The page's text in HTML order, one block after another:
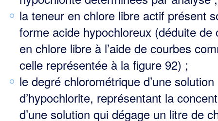
la teneur en chlore libre actif présent
forme acide hypochloreux (déduite de
en chlore libre à l’aide de courbes
celle représentée à la figure 92) ;
le degré chlorométrique d’une solution
d’hypochlorite, représentant la
d’une solution qui dégage un litre de